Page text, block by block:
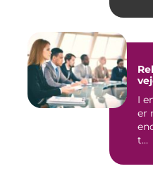
I
er
t...